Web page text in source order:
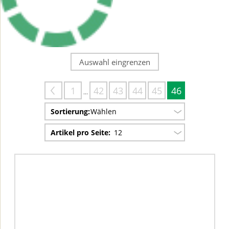
Auswahl eingrenzen
1 ... 42 43 44 45 46
Sortierung:Wählen
Artikel pro Seite: 12